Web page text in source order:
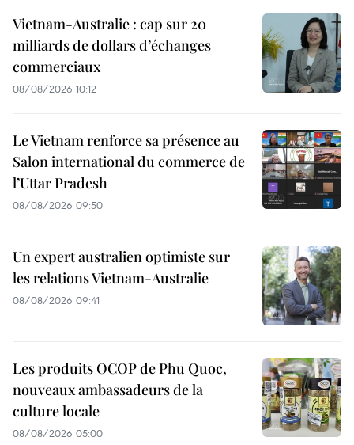
Vietnam-Australie : cap sur 20
milliards de dollars d’échanges
commerciaux
08/08/2026 10:12
Le Vietnam renforce sa présence au
Salon international du commerce de
l’Uttar Pradesh
08/08/2026 09:50
Un expert australien optimiste sur
les relations Vietnam-Australie
08/08/2026 09:41
Les produits OCOP de Phu Quoc,
nouveaux ambassadeurs de la
culture locale
08/08/2026 05:00